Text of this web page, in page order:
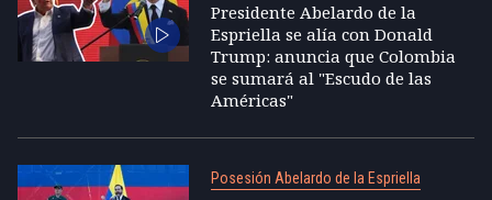
Presidente Abelardo de la
Espriella se alía con Donald
Trump: anuncia que Colombia
se sumará al "Escudo de las
Américas"
Posesión Abelardo de la Espriella